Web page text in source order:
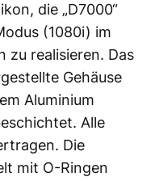
die „D7000“
(1080i) im
zu realisieren. Das
Gehäuse
Aluminium
Alle
Die
mit O-Ringen